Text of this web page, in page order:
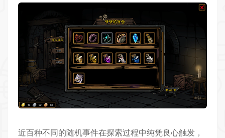
近百种不同的随机事件在探索过程中纯凭良心触发，